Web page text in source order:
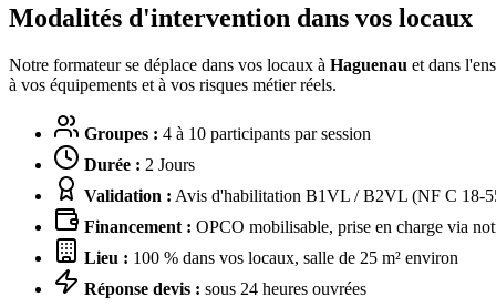
Modalités d'intervention dans vos locaux
Notre formateur se déplace dans vos locaux à Haguenau et dans
à vos équipements et à vos risques métier réels.
Groupes : 4 à 10 participants par session
Durée : 2 Jours
Validation : Avis d'habilitation B1VL / B2VL (NF C 18-
Financement : OPCO mobilisable, prise en charge via
Lieu : 100 % dans vos locaux, salle de 25 m² environ
Réponse devis : sous 24 heures ouvrées